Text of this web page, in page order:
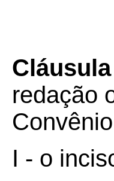
redação
I - o